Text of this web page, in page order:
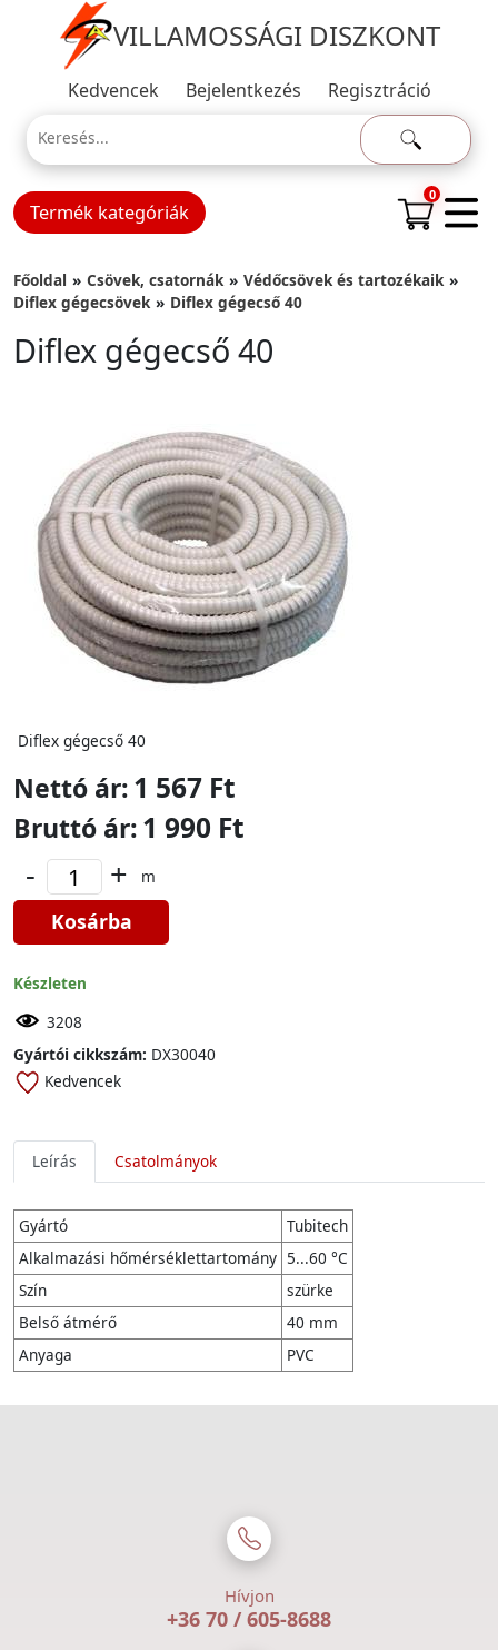
VILLAMOSSÁGI DISZKONT
Kedvencek Bejelentkezés Regisztráció
Termék kategóriák
0
Főoldal Csövek, csatornák
Védőcsövek és tartozékaik
Diflex gégecsövek
Diflex gégecső 40
Diflex gégecső 40
Diflex gégecső 40
Nettó ár:1 567 Ft
Bruttó ár:1 990 Ft
- + m
Kosárba
Készleten
3208
Gyártói cikkszám: DX30040
Kedvencek
Leírás Csatolmányok
Gyártó
Tubitech
Alkalmazási hőmérséklettartomány 5...60 °C
Szín
szürke
Belső átmérő
40 mm
Anyaga
PVC
Hívjon
+36 70 / 605-8688